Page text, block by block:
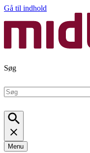
Gå til indhold
Søg
Menu